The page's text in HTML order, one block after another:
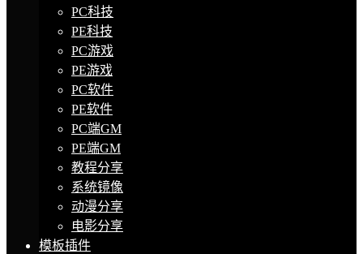
PC科技
PE科技
PC游戏
PE游戏
PC软件
PE软件
PC端GM
PE端GM
教程分享
系统镜像
动漫分享
电影分享
模板插件